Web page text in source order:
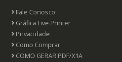
Fale Conosco
Gráfica Live Printer
Privacidade
Como Comprar
COMO GERAR PDF/X1A